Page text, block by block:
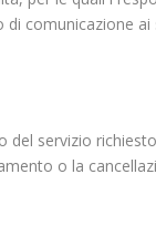
comunicazione
servizio
o la